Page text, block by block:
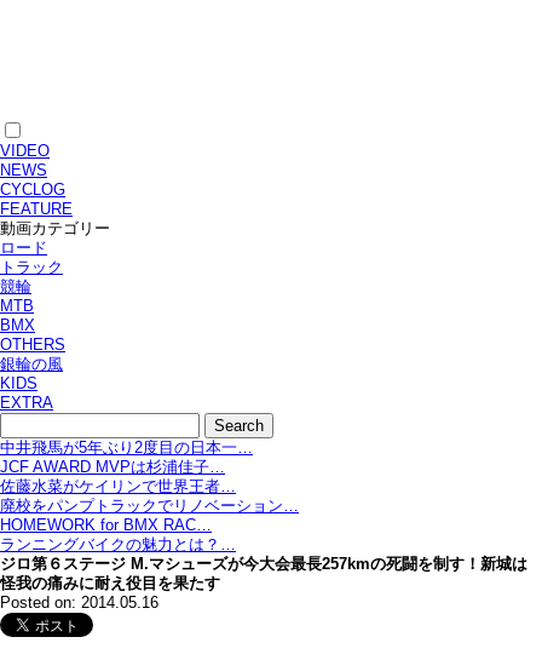
VIDEO
NEWS
CYCLOG
FEATURE
動画カテゴリー
ロード
トラック
競輪
MTB
BMX
OTHERS
銀輪の風
KIDS
EXTRA
中井飛馬が5年ぶり2度目の日本一…
JCF AWARD MVPは杉浦佳子…
佐藤水菜がケイリンで世界王者…
廃校をパンプトラックでリノベーション…
HOMEWORK for BMX RAC…
ランニングバイクの魅力とは？…
ジロ第６ステージ M.マシューズが今大会最長257kmの死闘を制す！新城は
怪我の痛みに耐え役目を果たす
Posted on: 2014.05.16